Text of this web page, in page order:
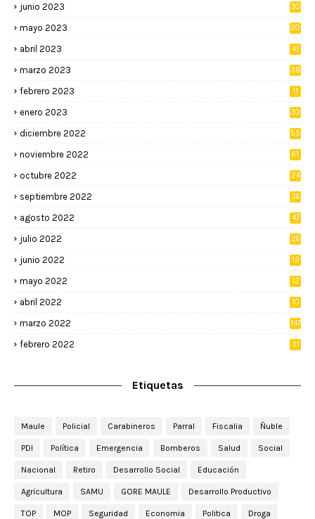
junio 2023 30
mayo 2023 20
abril 2023 41
marzo 2023 38
febrero 2023 11
enero 2023 30
diciembre 2022 55
noviembre 2022 61
octubre 2022 24
septiembre 2022 36
agosto 2022 47
julio 2022 26
junio 2022
12
mayo 2022
12
abril 2022
10
marzo 2022 147
febrero 2022 31
Etiquetas
Maule Policial Carabineros Parral Fiscalia Ñuble
PDI Política Emergencia Bomberos Salud Social
Nacional Retiro Desarrollo Social Educación
Agricultura SAMU GORE MAULE Desarrollo Productivo
TOP MOP Seguridad Economia Politica Droga